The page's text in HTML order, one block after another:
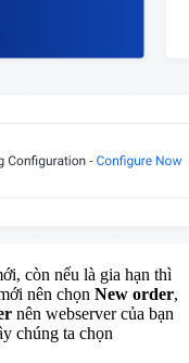
còn nếu là gia hạn thì
nên chọn New order,
nên webserver của bạn
chúng ta chọn